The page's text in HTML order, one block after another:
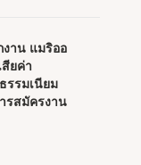
งาน แมริออ
ยค่า
รรมเนียม
รสมัครงาน